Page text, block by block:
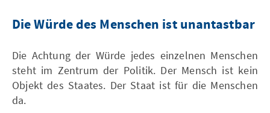
Die Würde des Menschen ist unantastbar
Die Achtung der Würde jedes einzelnen Menschen
steht im Zentrum der Politik. Der Mensch ist kein
Objekt des Staates. Der Staat ist für die Menschen
da.